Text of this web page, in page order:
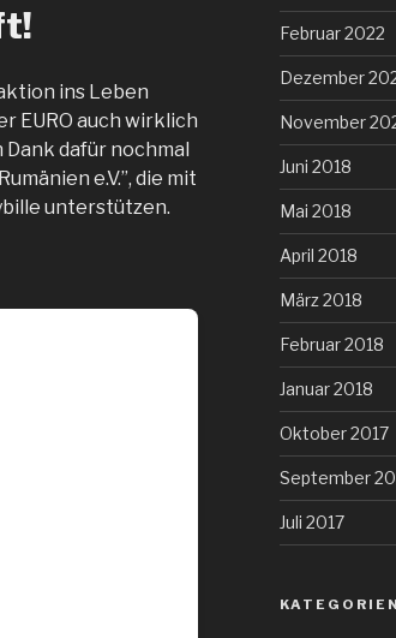
ins Leben
EURO auch wirklich
dafür nochmal
e.V.”, die mit
unterstützen.
Februar 2022
Dezember
November
Juni 2018
Mai 2018
April 2018
März 2018
Februar 2018
Januar 2018
Oktober 2017
September
Juli 2017
KATEGORIEN